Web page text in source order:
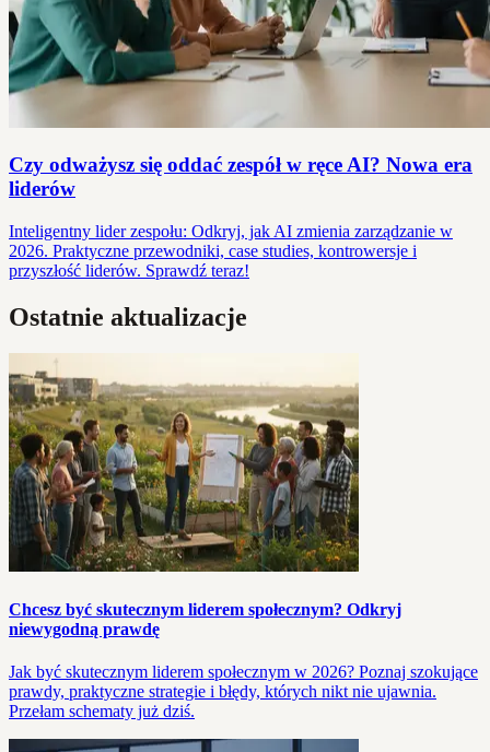
Czy odważysz się oddać zespół w ręce AI? Nowa era
liderów
Inteligentny lider zespołu: Odkryj, jak AI zmienia zarządzanie w
2026. Praktyczne przewodniki, case studies, kontrowersje i
przyszłość liderów. Sprawdź teraz!
Ostatnie aktualizacje
Chcesz być skutecznym liderem społecznym? Odkryj
niewygodną prawdę
Jak być skutecznym liderem społecznym w 2026? Poznaj szokujące
prawdy, praktyczne strategie i błędy, których nikt nie ujawnia.
Przełam schematy już dziś.